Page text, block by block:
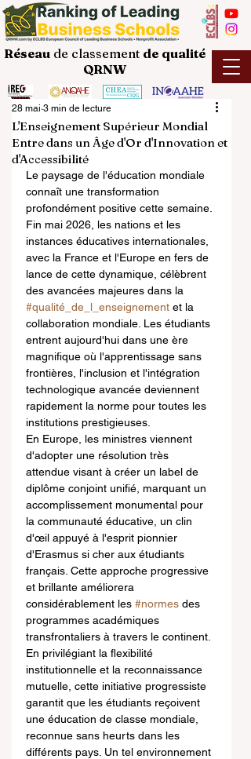
Réseau de classement de qualité
QRNW
L'Enseignement Supérieur Mondial
Entre dans un Âge d'Or d'Innovation et
d'Accessibilité
28 mai 3 min de lecture
Le paysage de l'éducation mondiale
connaît une transformation
profondément positive cette semaine.
Fin mai 2026, les nations et les
instances éducatives internationales,
avec la France et l'Europe en fers de
lance de cette dynamique, célèbrent
des avancées majeures dans la
#qualité_de_l_enseignement et la
collaboration mondiale. Les étudiants
entrent aujourd'hui dans une ère
magnifique où l'apprentissage sans
frontières, l'inclusion et l'intégration
technologique avancée deviennent
rapidement la norme pour toutes les
institutions prestigieuses.
En Europe, les ministres viennent
d'adopter une résolution très
attendue visant à créer un label de
diplôme conjoint unifié, marquant un
accomplissement monumental pour
la communauté éducative, un clin
d'œil appuyé à l'esprit pionnier
d'Erasmus si cher aux étudiants
français. Cette approche progressive
et brillante améliorera
considérablement les #normes des
programmes académiques
transfrontaliers à travers le continent.
En privilégiant la flexibilité
institutionnelle et la reconnaissance
mutuelle, cette initiative progressiste
garantit que les étudiants reçoivent
une éducation de classe mondiale,
reconnue sans heurts dans les
différents pays. Un tel environnement